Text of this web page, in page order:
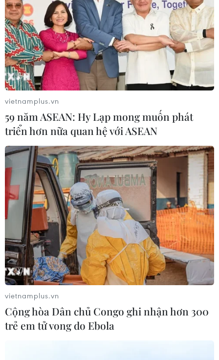
vietnamplus.vn
59 năm ASEAN: Hy Lạp mong muốn phát
triển hơn nữa quan hệ với ASEAN
vietnamplus.vn
Cộng hòa Dân chủ Congo ghi nhận hơn 300
trẻ em tử vong do Ebola